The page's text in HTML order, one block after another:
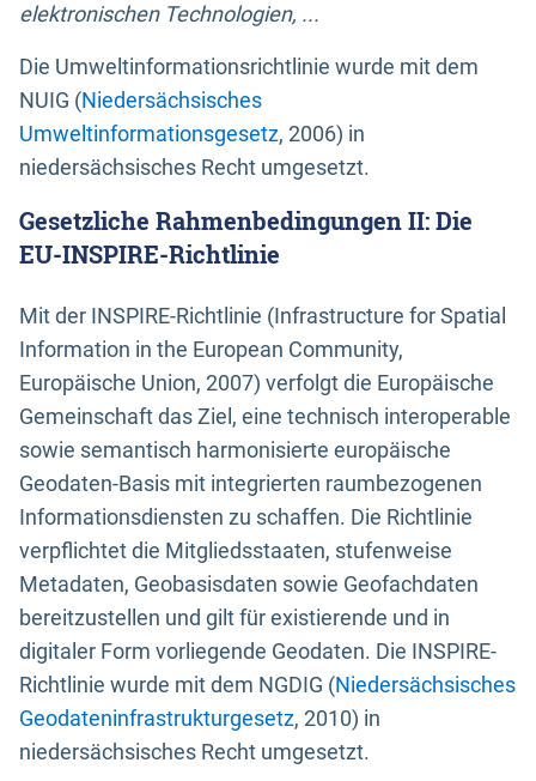
elektronischen Technologien, ...
Die Umweltinformationsrichtlinie wurde mit dem
NUIG (Niedersächsisches
Umweltinformationsgesetz, 2006) in
niedersächsisches Recht umgesetzt.
Gesetzliche Rahmenbedingungen II: Die
EU-INSPIRE-Richtlinie
Mit der INSPIRE-Richtlinie (Infrastructure for Spatial
Information in the European Community,
Europäische Union, 2007) verfolgt die Europäische
Gemeinschaft das Ziel, eine technisch interoperable
sowie semantisch harmonisierte europäische
Geodaten-Basis mit integrierten raumbezogenen
Informationsdiensten zu schaffen. Die Richtlinie
verpflichtet die Mitgliedsstaaten, stufenweise
Metadaten, Geobasisdaten sowie Geofachdaten
bereitzustellen und gilt für existierende und in
digitaler Form vorliegende Geodaten. Die INSPIRE-
Richtlinie wurde mit dem NGDIG (Niedersächsisches
Geodateninfrastrukturgesetz, 2010) in
niedersächsisches Recht umgesetzt.